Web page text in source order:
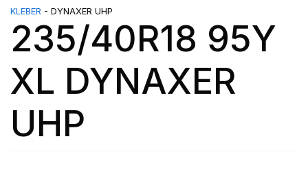
KLEBER - DYNAXER UHP
235/40R18 95Y
XL DYNAXER
UHP